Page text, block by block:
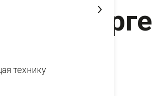
технику
Петербурге